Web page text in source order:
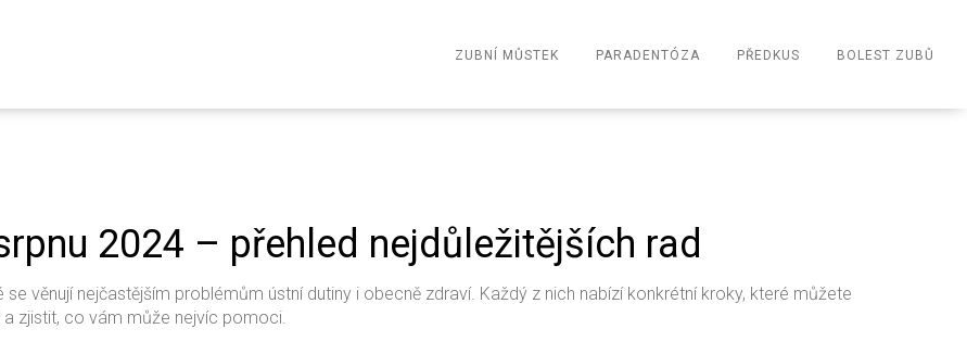
ZUBNÍ MŮSTEK PARADENTÓZA PŘEDKUS BOLEST ZUBŮ
2024 – přehled nejdůležitějších rad
věnují nejčastějším problémům ústní dutiny i obecně zdraví. Každý z nich nabízí konkrétní kroky, které můžete
zjistit, co vám může nejvíc pomoci.